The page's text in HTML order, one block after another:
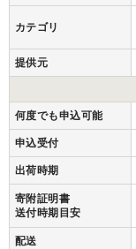
カテゴリ
提供元
何度でも申込可能
申込受付
出荷時期
寄附証明書
送付時期目安
配送